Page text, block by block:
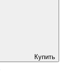
Купить